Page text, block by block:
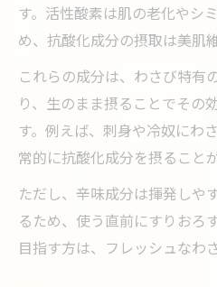
す。活性酸素は肌の老化やシ
め、抗酸化成分の摂取は美肌
これらの成分は、わさび特有
り、生のまま摂ることでその
す。例えば、刺身や冷奴にわ
常的に抗酸化成分を摂ること
ただし、辛味成分は揮発しや
るため、使う直前にすりおろ
目指す方は、フレッシュなわ